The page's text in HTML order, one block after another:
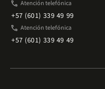
phone Atención telefónica
+57 (601) 339 49 99
phone Atención telefónica
+57 (601) 339 49 49